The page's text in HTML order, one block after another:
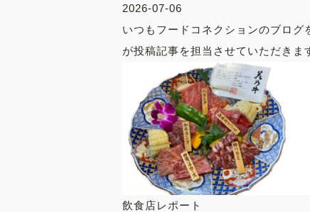
2026-07-06
いつもフードコネクションのブログ
が投稿記事を担当させていただきま
飲食店レポート